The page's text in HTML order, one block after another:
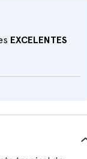
EXCELENTES